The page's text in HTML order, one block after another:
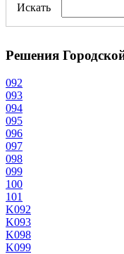
Искать
Решения
092
093
094
095
096
097
098
099
100
101
K092
K093
K098
K099